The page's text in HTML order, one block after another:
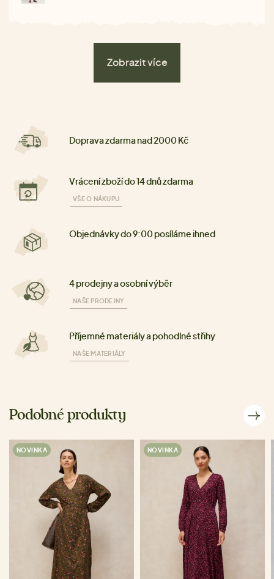
Zobrazit více
Doprava zdarma nad 2000 Kč
Vrácení zboží do 14 dnů zdarma
VŠE O NÁKUPU
Objednávky do 9:00 posíláme ihned
4 prodejny a osobní výběr
NAŠE PRODEJNY
Příjemné materiály a pohodlné střihy
NAŠE MATERIÁLY
Podobné produkty
NOVINKA NOVINKA